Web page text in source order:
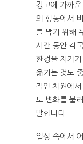
경고에 가까운
의 행동에서
를 막기 위해
시간 동안 각
환경을 지키기
옮기는 것도
적인 차원에
도 변화를 불
말합니다.
일상 속에서